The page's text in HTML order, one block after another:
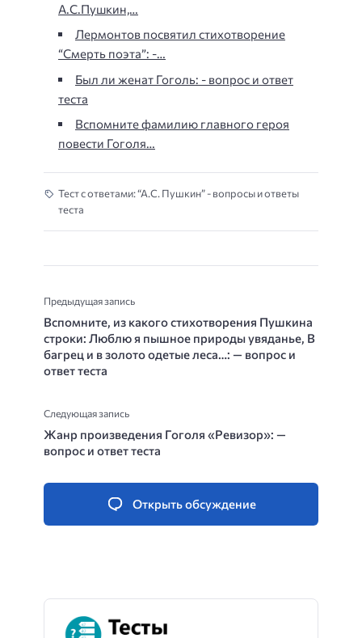
А.С.Пушкин,…
Лермонтов посвятил стихотворение
“Смерть поэта”: -…
Был ли женат Гоголь: - вопрос и ответ
теста
Вспомните фамилию главного героя
повести Гоголя…
Тест с ответами: “А.С. Пушкин” - вопросы и ответы
теста
Предыдущая запись
Вспомните, из какого стихотворения Пушкина
строки: Люблю я пышное природы увяданье, В
багрец и в золото одетые леса…: — вопрос и
ответ теста
Следующая запись
Жанр произведения Гоголя «Ревизор»: —
вопрос и ответ теста
Открыть обсуждение